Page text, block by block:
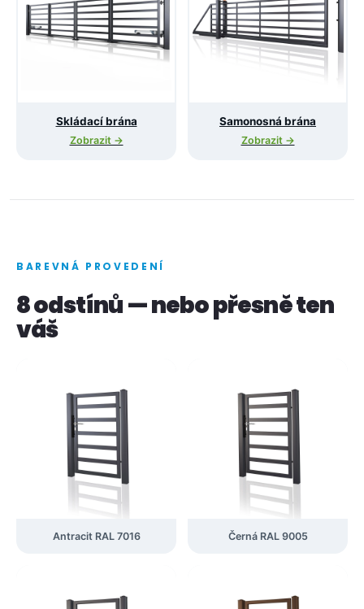
Skládací brána
Zobrazit →
Samonosná brána
Zobrazit →
BAREVNÁ PROVEDENÍ
8 odstínů — nebo přesně ten
váš
Antracit RAL 7016 Černá RAL 9005